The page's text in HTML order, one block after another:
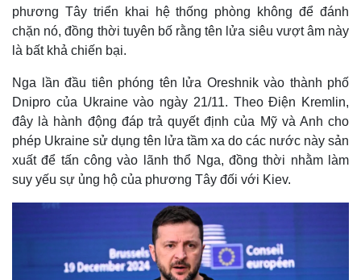
phương Tây triển khai hệ thống phòng không để đánh
chặn nó, đồng thời tuyên bố rằng tên lửa siêu vượt âm này
là bất khả chiến bại.
Nga lần đầu tiên phóng tên lửa Oreshnik vào thành phố
Dnipro của Ukraine vào ngày 21/11. Theo Điện Kremlin,
đây là hành động đáp trả quyết định của Mỹ và Anh cho
phép Ukraine sử dụng tên lửa tầm xa do các nước này sản
xuất để tấn công vào lãnh thổ Nga, đồng thời nhằm làm
suy yếu sự ủng hộ của phương Tây đối với Kiev.